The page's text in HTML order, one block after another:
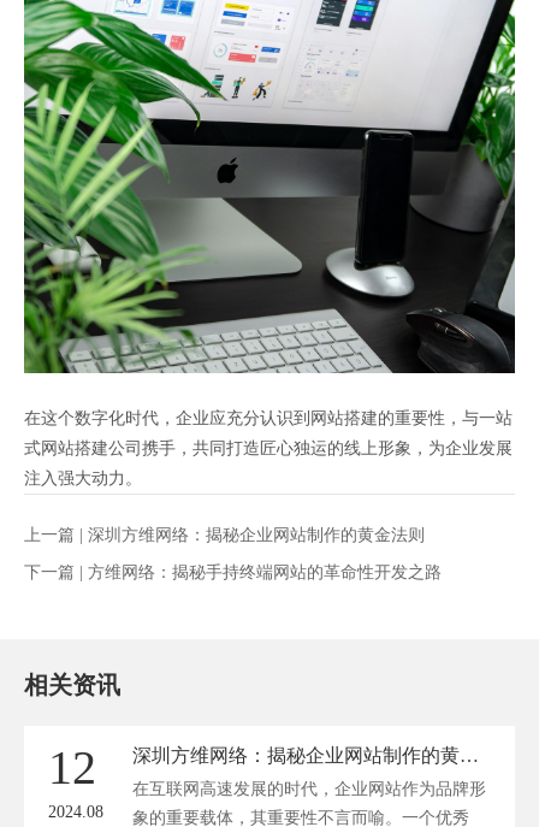
在这个数字化时代，企业应充分认识到网站搭建的重要性，与一站
式网站搭建公司携手，共同打造匠心独运的线上形象，为企业发展
注入强大动力。
上一篇 | 深圳方维网络：揭秘企业网站制作的黄金法则
下一篇 | 方维网络：揭秘手持终端网站的革命性开发之路
相关资讯
12
2024.08
深圳方维网络：揭秘企业网站制作的黄金法则
在互联网高速发展的时代，企业网站作为品牌形
象的重要载体，其重要性不言而喻。一个优秀